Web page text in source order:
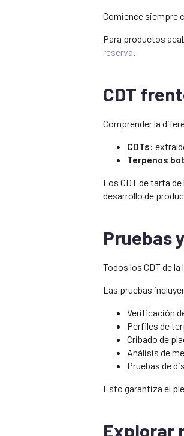
Comience siempre
Para productos
reserva.
CDT
Comprender la
CDTs:
Terpenos
Los CDT de tarta
desarrollo de
Pruebas
Todos los CDT de
Las pruebas
Verificación
Perfiles de
Cribado de
Análisis de
Pruebas de
Esto garantiza el
Explorar